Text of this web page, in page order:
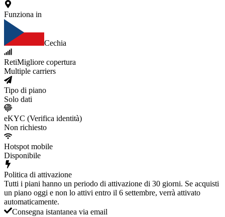
Funziona in
Cechia
RetiMigliore copertura
Multiple carriers
Tipo di piano
Solo dati
eKYC (Verifica identità)
Non richiesto
Hotspot mobile
Disponibile
Politica di attivazione
Tutti i piani hanno un periodo di attivazione di 30 giorni. Se acquisti
un piano oggi e non lo attivi entro il 6 settembre, verrà attivato
automaticamente.
Consegna istantanea via email